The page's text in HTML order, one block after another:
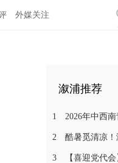
外媒关注
溆浦推荐
1 2026年中西南青
2 酷暑觅清凉！溆
3 【喜迎党代会】各界